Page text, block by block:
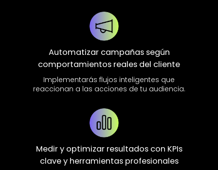
Automatizar campañas según
comportamientos reales del cliente
Implementarás flujos inteligentes que
reaccionan a las acciones de tu audiencia.
Medir y optimizar resultados con KPIs
clave y herramientas profesionales